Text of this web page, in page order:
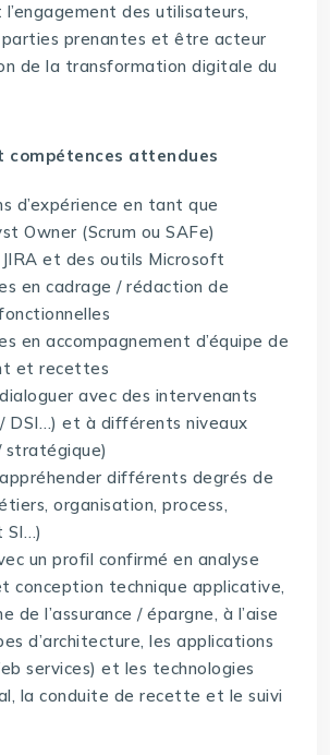
des utilisateurs,
parties prenantes et être acteur
de la transformation digitale du
compétences attendues
d’expérience en tant que
Owner (Scrum ou SAFe)
et des outils Microsoft
en cadrage / rédaction de
en accompagnement d’équipe de
et recettes
avec des intervenants
DSI…) et à différents niveaux
stratégique)
différents degrés de
organisation, process,
SI…)
un profil confirmé en analyse
conception technique applicative,
de l’assurance / épargne, à l’aise
d’architecture, les applications
services) et les technologies
la conduite de recette et le suivi